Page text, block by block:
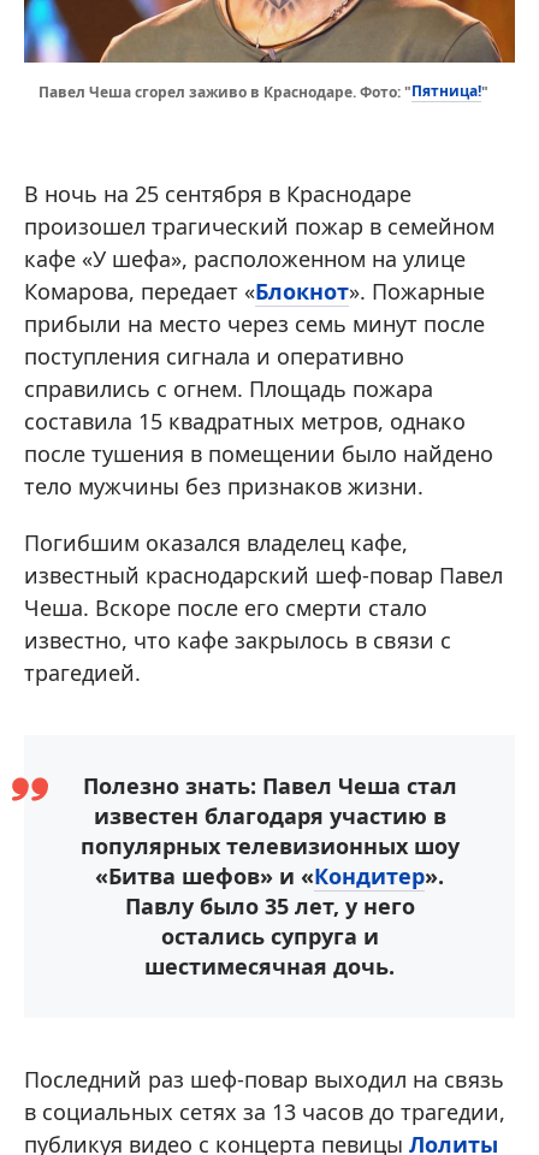
Павел Чеша сгорел заживо в Краснодаре. Фото: "Пятница!"
В ночь на 25 сентября в Краснодаре
произошел трагический пожар в семейном
кафе «У шефа», расположенном на улице
Комарова, передает «Блокнот». Пожарные
прибыли на место через семь минут после
поступления сигнала и оперативно
справились с огнем. Площадь пожара
составила 15 квадратных метров, однако
после тушения в помещении было найдено
тело мужчины без признаков жизни.
Погибшим оказался владелец кафе,
известный краснодарский шеф-повар Павел
Чеша. Вскоре после его смерти стало
известно, что кафе закрылось в связи с
трагедией.
Полезно знать: Павел Чеша стал
известен благодаря участию в
популярных телевизионных шоу
«Битва шефов» и «Кондитер».
Павлу было 35 лет, у него
остались супруга и
шестимесячная дочь.
Последний раз шеф-повар выходил на связь
в социальных сетях за 13 часов до трагедии,
публикуя видео с концерта певицы Лолиты